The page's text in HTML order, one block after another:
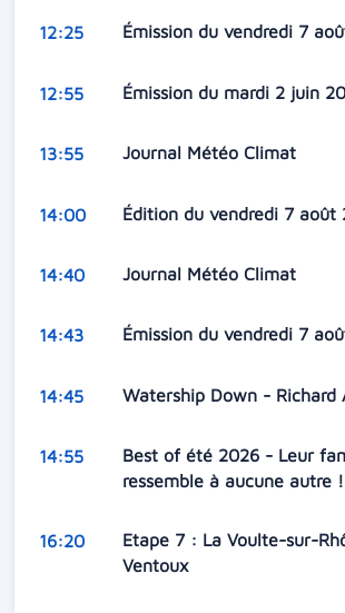
12:25 Émission du vendredi 7
12:55 Émission du mardi 2 juin
13:55 Journal Météo Climat
14:00 Édition du vendredi 7 août
14:40 Journal Météo Climat
14:43 Émission du vendredi 7
14:45 Watership Down - Richard
14:55
Best of été 2026 - Leur
ressemble à aucune autre !
16:20
Etape 7 : La Voulte-sur-
Ventoux